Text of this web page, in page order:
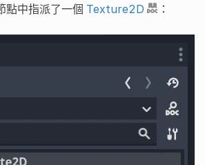
點中指派了一個 Texture2D ：